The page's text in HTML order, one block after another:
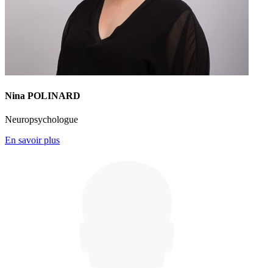
Nina POLINARD
Neuropsychologue
En savoir plus